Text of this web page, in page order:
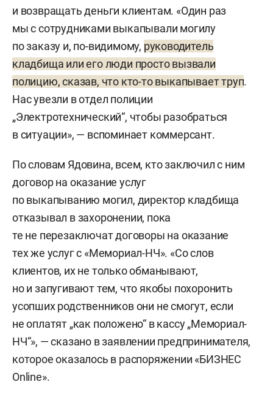
и возвращать деньги клиентам. «Один раз
мы с сотрудниками выкапывали могилу
по заказу и, по-видимому, руководитель
кладбища или его люди просто вызвали
полицию, сказав, что кто-то выкапывает труп.
Нас увезли в отдел полиции
„Электротехнический“, чтобы разобраться
в ситуации», — вспоминает коммерсант.
По словам Ядовина, всем, кто заключил с ним
договор на оказание услуг
по выкапыванию могил, директор кладбища
отказывал в захоронении, пока
те не перезаключат договоры на оказание
тех же услуг с «Мемориал-НЧ». «Со слов
клиентов, их не только обманывают,
но и запугивают тем, что якобы похоронить
усопших родственников они не смогут, если
не оплатят „как положено“ в кассу „Мемориал-
НЧ“», — сказано в заявлении предпринимателя,
которое оказалось в распоряжении «БИЗНЕС
Online».